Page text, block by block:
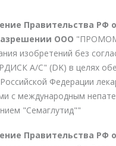
Правительства РФ
ООО
изобретений без
А/С" (DK) в целях
Федерации
с международным
"Семаглутид""
Правительства РФ